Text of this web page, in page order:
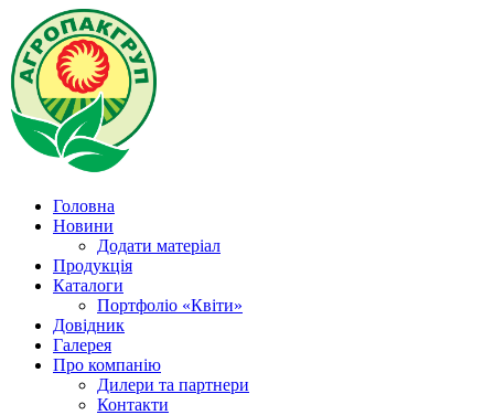
Головна
Новини
Додати матеріал
Продукція
Каталоги
Портфоліо «Квіти»
Довідник
Галерея
Про компанію
Дилери та партнери
Контакти